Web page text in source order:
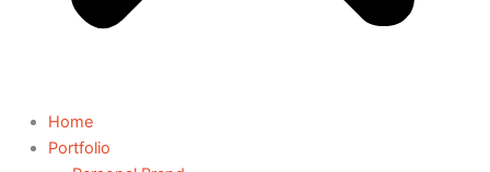
Home
Portfolio